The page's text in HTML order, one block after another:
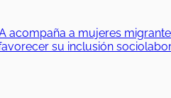
acompaña a mujeres
su inclusión